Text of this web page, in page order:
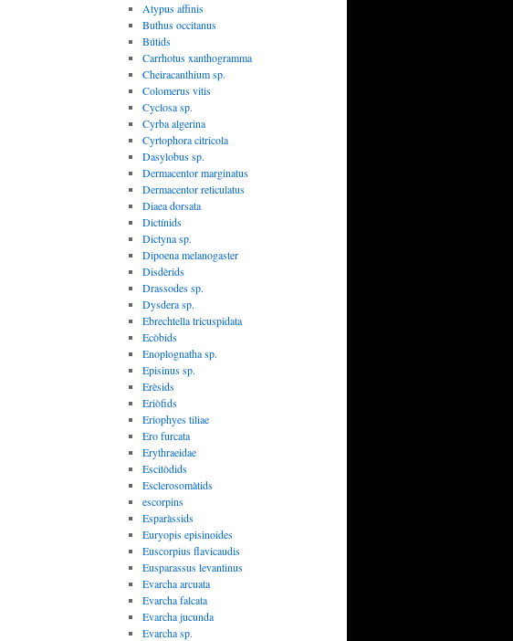
Atypus affinis
Buthus occitanus
Bútids
Carrhotus xanthogramma
Cheiracanthium sp.
Colomerus vitis
Cyclosa sp.
Cyrba algerina
Cyrtophora citricola
Dasylobus sp.
Dermacentor marginatus
Dermacentor reticulatus
Diaea dorsata
Dictínids
Dictyna sp.
Dipoena melanogaster
Disdèrids
Drassodes sp.
Dysdera sp.
Ebrechtella tricuspidata
Ecòbids
Enoplognatha sp.
Episinus sp.
Erèsids
Eriòfids
Eriophyes tiliae
Ero furcata
Erythraeidae
Escitòdids
Esclerosomàtids
escorpins
Esparàssids
Euryopis episinoides
Euscorpius flavicaudis
Eusparassus levantinus
Evarcha arcuata
Evarcha falcata
Evarcha jucunda
Evarcha sp.